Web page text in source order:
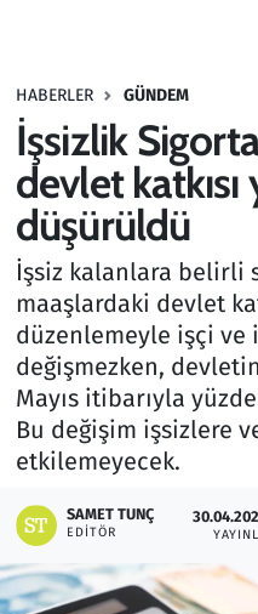
HABERLER GÜNDEM
İşsizlik
devlet katkısı
düşürüldü
İşsiz kalanlara belirli
maaşlardaki devlet
düzenlemeyle işçi ve
değişmezken,
Mayıs itibarıyla
Bu değişim işsizlere
etkilemeyecek.
SAMET TUNÇ
EDITÖR
Haber
Kültür Sanat
Kurumsal Haberler
Lezzet Durağı
Memur ve Kamu
Otomobil
Oyun
Ramazan
Resmi İlanlar